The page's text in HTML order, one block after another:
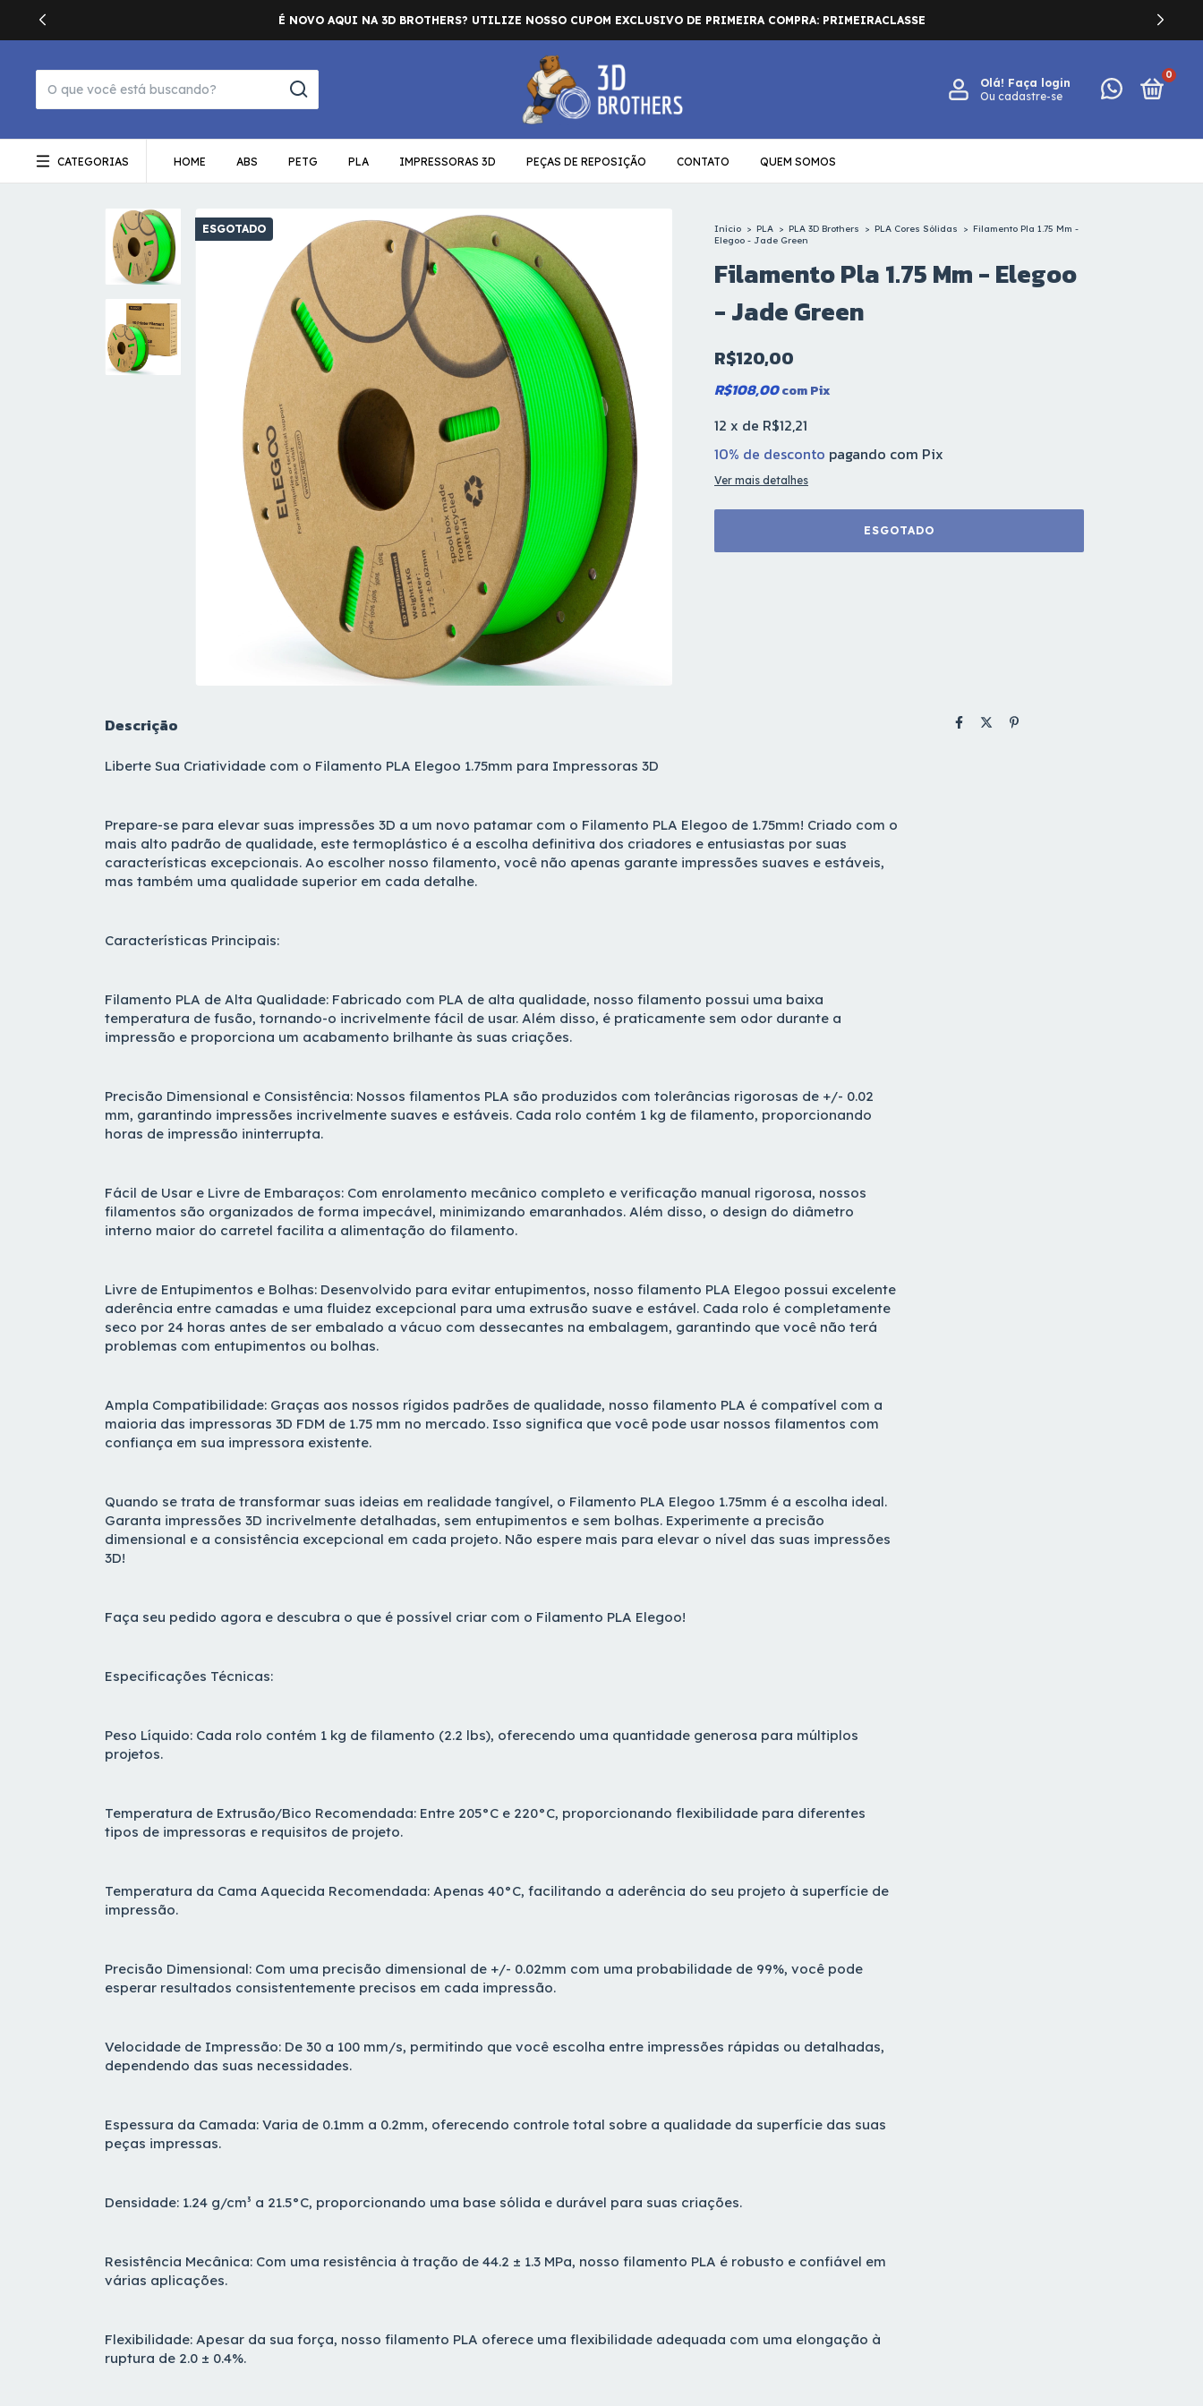
OBS: CUPONS E PROMOÇÕES NÃO CUMULATIVAS
Olá! Faça login
Ou cadastre-se
0
CATEGORIAS HOME ABS PETG PLA IMPRESSORAS 3D PEÇAS DE REPOSIÇÃO CONTATO QUEM SOMOS
ESGOTADO Início > PLA > PLA 3D Brothers > PLA Cores Sólidas > Filamento Pla 1.75 Mm -
Elegoo - Jade Green
Filamento Pla 1.75 Mm - Elegoo
- Jade Green
R$120,00
R$108,00comPix
12 x de R$12,21
10% de desconto pagando com Pix
Ver mais detalhes
Descrição
Liberte Sua Criatividade com o Filamento PLA Elegoo 1.75mm para Impressoras 3D
Prepare-se para elevar suas impressões 3D a um novo patamar com o Filamento PLA Elegoo de 1.75mm! Criado com o
mais alto padrão de qualidade, este termoplástico é a escolha definitiva dos criadores e entusiastas por suas
características excepcionais. Ao escolher nosso filamento, você não apenas garante impressões suaves e estáveis,
mas também uma qualidade superior em cada detalhe.
Características Principais:
Filamento PLA de Alta Qualidade: Fabricado com PLA de alta qualidade, nosso filamento possui uma baixa
temperatura de fusão, tornando-o incrivelmente fácil de usar. Além disso, é praticamente sem odor durante a
impressão e proporciona um acabamento brilhante às suas criações.
Precisão Dimensional e Consistência: Nossos filamentos PLA são produzidos com tolerâncias rigorosas de +/- 0.02
mm, garantindo impressões incrivelmente suaves e estáveis. Cada rolo contém 1 kg de filamento, proporcionando
horas de impressão ininterrupta.
Fácil de Usar e Livre de Embaraços: Com enrolamento mecânico completo e verificação manual rigorosa, nossos
filamentos são organizados de forma impecável, minimizando emaranhados. Além disso, o design do diâmetro
interno maior do carretel facilita a alimentação do filamento.
Livre de Entupimentos e Bolhas: Desenvolvido para evitar entupimentos, nosso filamento PLA Elegoo possui excelente
aderência entre camadas e uma fluidez excepcional para uma extrusão suave e estável. Cada rolo é completamente
seco por 24 horas antes de ser embalado a vácuo com dessecantes na embalagem, garantindo que você não ter
problemas com entupimentos ou bolhas.
Ampla Compatibilidade: Graças aos nossos rígidos padrões de qualidade, nosso filamento PLA é compatível com a
maioria das impressoras 3D FDM de 1.75 mm no mercado. Isso significa que você pode usar nossos filamentos com
confiança em sua impressora existente.
Quando se trata de transformar suas ideias em realidade tangível, o Filamento PLA Elegoo 1.75mm é a escolha ideal.
Garanta impressões 3D incrivelmente detalhadas, sem entupimentos e sem bolhas. Experimente a precisão
dimensional e a consistência excepcional em cada projeto. Não espere mais para elevar o nível das suas impressões
3D!
Faça seu pedido agora e descubra o que é possível criar com o Filamento PLA Elegoo!
Especificações Técnicas:
Peso Líquido: Cada rolo contém 1 kg de filamento (2.2 lbs), oferecendo uma quantidade generosa para múltiplos
projetos.
Temperatura de Extrusão/Bico Recomendada: Entre 205°C e 220°C, proporcionando flexibilidade para diferentes
tipos de impressoras e requisitos de projeto.
Temperatura da Cama Aquecida Recomendada: Apenas 40°C, facilitando a aderência do seu projeto à superfície de
impressão.
Precisão Dimensional: Com uma precisão dimensional de +/- 0.02mm com uma probabilidade de 99%, você pode
esperar resultados consistentemente precisos em cada impressão.
Velocidade de Impressão: De 30 a 100 mm/s, permitindo que você escolha entre impressões rápidas ou detalhadas,
dependendo das suas necessidades.
Espessura da Camada: Varia de 0.1mm a 0.2mm, oferecendo controle total sobre a qualidade da superfície das suas
peças impressas.
Densidade: 1.24 g/cm³ a 21.5°C, proporcionando uma base sólida e durável para suas criações.
Resistência Mecânica: Com uma resistência à tração de 44.2 ± 1.3 MPa, nosso filamento PLA é robusto e confiável em
várias aplicações.
Flexibilidade: Apesar da sua força, nosso filamento PLA oferece uma flexibilidade adequada com uma elongação à
ruptura de 2.0 ± 0.4%.